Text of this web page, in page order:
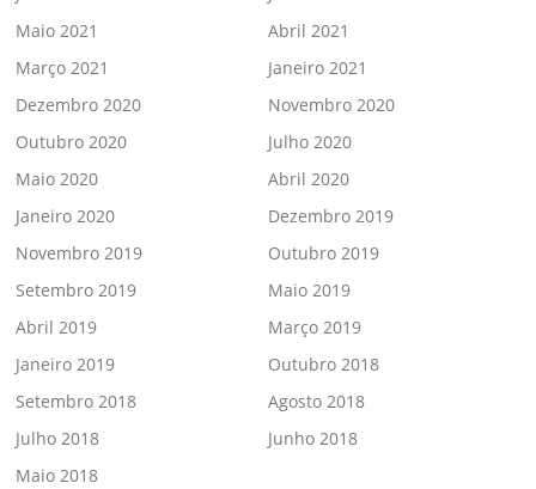
Maio 2021
Abril 2021
Março 2021
Janeiro 2021
Dezembro 2020
Novembro 2020
Outubro 2020
Julho 2020
Maio 2020
Abril 2020
Janeiro 2020
Dezembro 2019
Novembro 2019
Outubro 2019
Setembro 2019
Maio 2019
Abril 2019
Março 2019
Janeiro 2019
Outubro 2018
Setembro 2018
Agosto 2018
Julho 2018
Junho 2018
Maio 2018